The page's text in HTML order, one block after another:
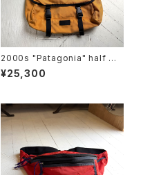
2000s "Patagonia" half ma
ss bag
¥25,300